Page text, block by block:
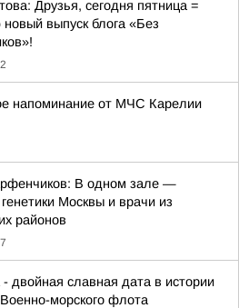
Друзья, сегодня пятница =
новый выпуск блога «Без
напоминание от МЧС Карелии
В одном зале —
Москвы и врачи из
районов
- двойная славная дата в истории
Военно-морского флота